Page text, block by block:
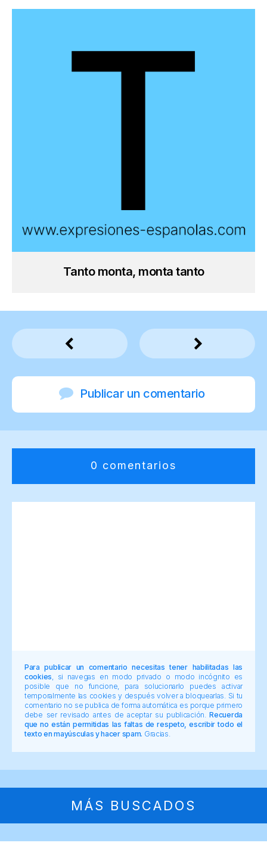
Tanto monta, monta tanto
Publicar un comentario
0 comentarios
Para publicar un comentario necesitas tener habilitadas las
cookies , si navegas en modo privado o modo incógnito es
posible que no funcione, para solucionarlo puedes activar
temporalmente las cookies y después volver a bloquearlas. Si tu
comentario no se publica de forma automática es porque primero
debe ser revisado antes de aceptar su publicación.Recuerda
que no están permitidas las faltas de respeto, escribir todo el
texto en mayúsculas y hacer spam. Gracias.
MÁS BUSCADOS